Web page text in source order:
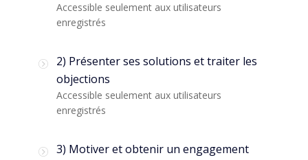
Accessible seulement aux utilisateurs
enregistrés
2) Présenter ses solutions et traiter les
objections
Accessible seulement aux utilisateurs
enregistrés
3) Motiver et obtenir un engagement